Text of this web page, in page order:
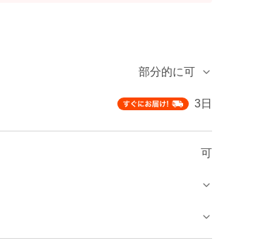
部分的に可
3日
可